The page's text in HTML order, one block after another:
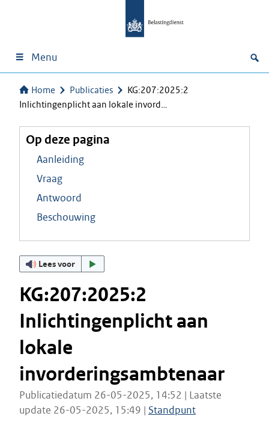
Menu
Home Publicaties
KG:207:2025:2
Inlichtingenplicht aan lokale invord…
Op deze pagina
Aanleiding
Vraag
Antwoord
Beschouwing
Lees voor
KG:207:2025:2
Inlichtingenplicht aan
lokale
invorderingsambtenaar
Publicatiedatum 26-05-2025, 14:52 | Laatste
update 26-05-2025, 15:49 | Standpunt